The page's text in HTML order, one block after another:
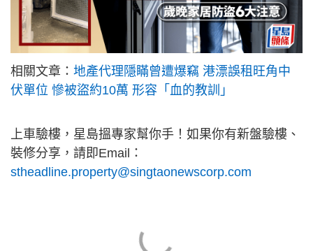
相關文章： 地產代理隱瞞曾遭爆竊 港漂誤租旺角中
伏單位 慘被盜約10萬 形容「血的教訓」
上車驗樓，星島搵專家幫你手！如果你有新盤驗樓、
裝修分享，請即Email：
stheadline.property@singtaonewscorp.com